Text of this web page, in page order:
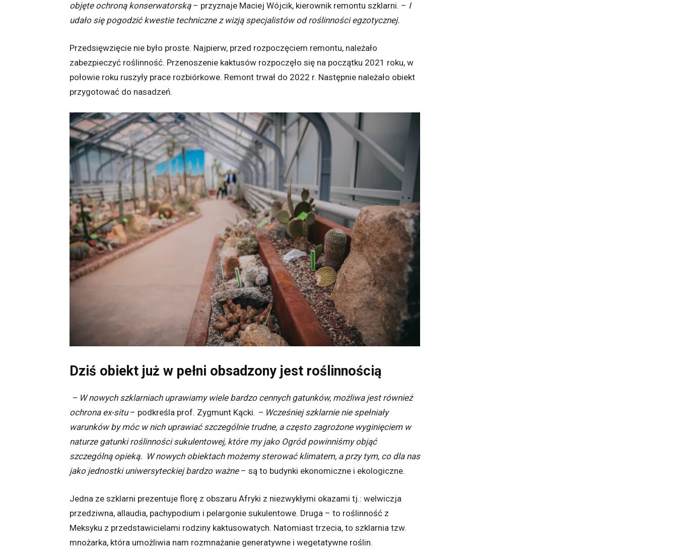
objęte ochroną konserwatorską– przyznaje Maciej Wójcik, kierownik remontu szklarni. – I
udało się pogodzić kwestie techniczne z wizją specjalistów od roślinności egzotycznej.
Przedsięwzięcie nie było proste. Najpierw, przed rozpoczęciem remontu, należało
zabezpieczyć roślinność. Przenoszenie kaktusów rozpoczęło się na początku 2021 roku, w
połowie roku ruszyły prace rozbiórkowe. Remont trwał do 2022 r. Następnie należało obiekt
przygotować do nasadzeń.
Dziś obiekt już w pełni obsadzony jest roślinnością
– W nowych szklarniach uprawiamy wiele bardzo cennych gatunków, możliwa jest również
ochrona ex-situ– podkreśla prof. Zygmunt Kącki. – Wcześniej szklarnie nie spełniały
warunków by móc w nich uprawiać szczególnie trudne, a często zagrożone wyginięciem w
naturze gatunki roślinności sukulentowej, które my jako Ogród powinniśmy objąć
szczególną opieką. W nowych obiektach możemy sterować klimatem, a przy tym, co dla nas
jako jednostki uniwersyteckiej bardzo ważne– są to budynki ekonomiczne i ekologiczne.
Jedna ze szklarni prezentuje florę z obszaru Afryki z niezwykłymi okazami tj.: welwiczja
przedziwna, allaudia, pachypodium i pelargonie sukulentowe. Druga – to roślinność z
Meksyku z przedstawicielami rodziny kaktusowatych. Natomiast trzecia, to szklarnia tzw.
mnożarka, która umożliwia nam rozmnażanie generatywne i wegetatywne roślin.